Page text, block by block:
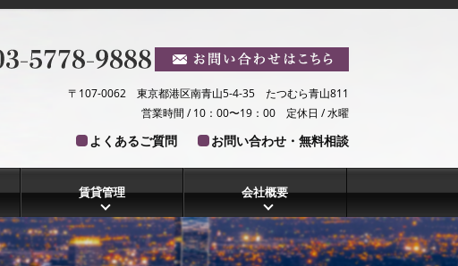
〒107-0062 東京都港区南青山5-4-35 たつむら青山811
営業時間 / 10：00〜19：00 定休日 / 水曜
よくあるご質問 お問い合わせ・無料相談
賃貸管理 会社概要